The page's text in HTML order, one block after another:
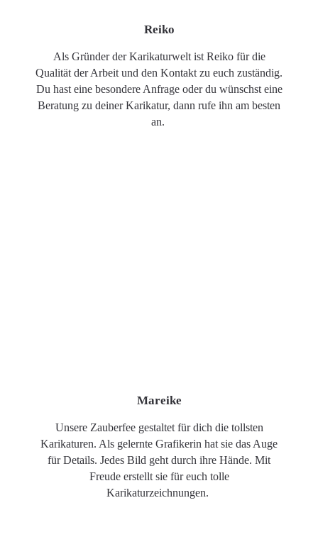
Reiko
Als Gründer der Karikaturwelt ist Reiko für die
Qualität der Arbeit und den Kontakt zu euch zuständig.
Du hast eine besondere Anfrage oder du wünschst eine
Beratung zu deiner Karikatur, dann rufe ihn am besten
an.
Mareike
Unsere Zauberfee gestaltet für dich die tollsten
Karikaturen. Als gelernte Grafikerin hat sie das Auge
für Details. Jedes Bild geht durch ihre Hände. Mit
Freude erstellt sie für euch tolle
Karikaturzeichnungen.